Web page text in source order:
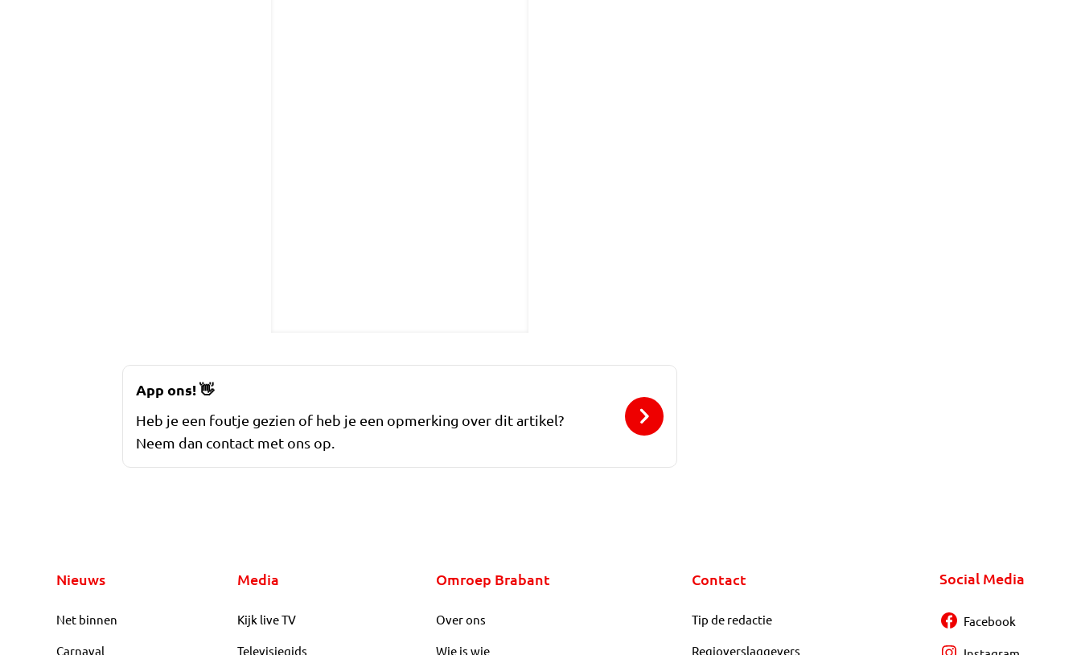
App ons!👋
Heb je een foutje gezien of heb je een opmerking over dit artikel?
Neem dan contact met ons op.
Nieuws
Net binnen
Carnaval
Media
Kijk live TV
Televisiegids
Omroep Brabant
Over ons
Wie is wie
Contact
Tip de redactie
Regioverslaggevers
Social Media
Facebook